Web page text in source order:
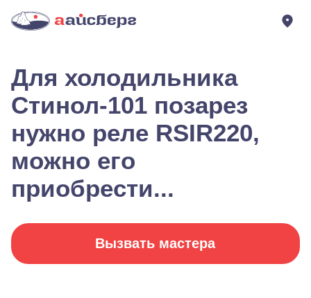
Для холодильника
Стинол-101 позарез
нужно реле RSIR220,
можно его
приобрести...
Вызвать мастера